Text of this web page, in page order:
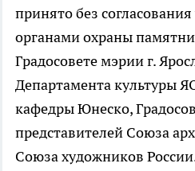
принято без
органами охраны
Градосовете мэрии г.
Департамента культуры
кафедры Юнеско,
представителей Союза
Союза художников